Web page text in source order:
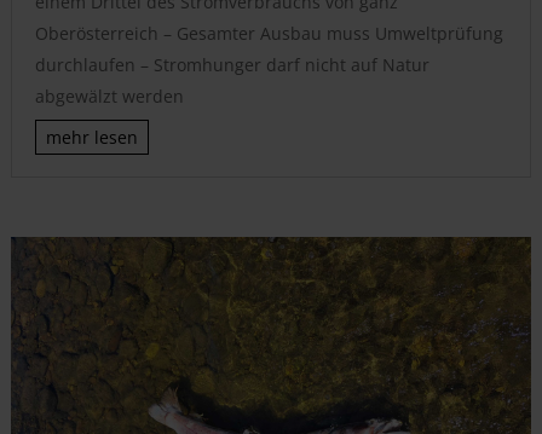
Oberösterreich – Gesamter Ausbau muss Umweltprüfung
durchlaufen – Stromhunger darf nicht auf Natur
abgewälzt werden
mehr lesen